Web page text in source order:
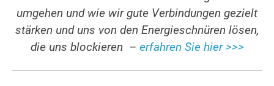
umgehen und wie wir gute Verbindungen gezielt
stärken und uns von den Energieschnüren lösen,
die uns blockieren – erfahren Sie hier >>>